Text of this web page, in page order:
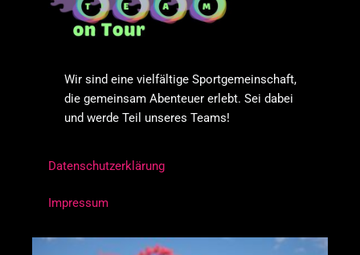
Wir sind eine vielfältige Sportgemeinschaft,
die gemeinsam Abenteuer erlebt. Sei dabei
und werde Teil unseres Teams!
Datenschutzerklärung
Impressum